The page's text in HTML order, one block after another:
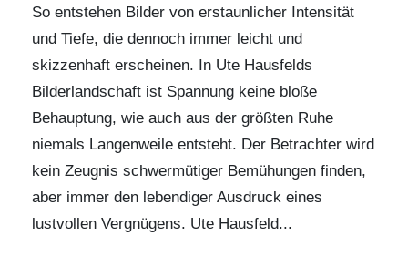
So entstehen Bilder von erstaunlicher Intensität
und Tiefe, die dennoch immer leicht und
skizzenhaft erscheinen. In Ute Hausfelds
Bilderlandschaft ist Spannung keine bloße
Behauptung, wie auch aus der größten Ruhe
niemals Langenweile entsteht. Der Betrachter wird
kein Zeugnis schwermütiger Bemühungen finden,
aber immer den lebendiger Ausdruck eines
lustvollen Vergnügens. Ute Hausfeld...